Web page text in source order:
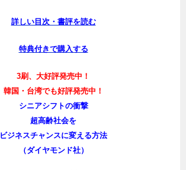
詳しい目次・書評を読む
特典付きで購入する
3刷、大好評発売中！
韓国・台湾でも好評発売中！
シニアシフトの衝撃
超高齢社会を
ビジネスチャンスに変える方法
（ダイヤモンド社）